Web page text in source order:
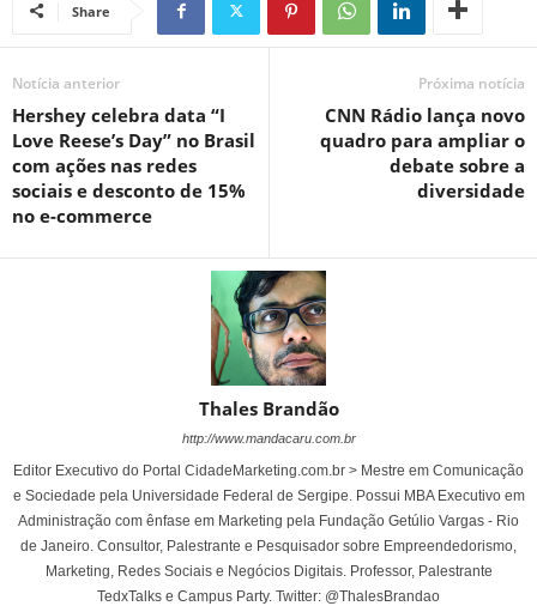
Share
Notícia anterior
Hershey celebra data “I
Love Reese’s Day” no Brasil
com ações nas redes
sociais e desconto de 15%
no e-commerce
Próxima notícia
CNN Rádio lança novo
quadro para ampliar o
debate sobre a
diversidade
Thales Brandão
http://www.mandacaru.com.br
Editor Executivo do Portal CidadeMarketing.com.br > Mestre em Comunicação
e Sociedade pela Universidade Federal de Sergipe. Possui MBA Executivo em
Administração com ênfase em Marketing pela Fundação Getúlio Vargas - Rio
de Janeiro. Consultor, Palestrante e Pesquisador sobre Empreendedorismo,
Marketing, Redes Sociais e Negócios Digitais. Professor, Palestrante
TedxTalks e Campus Party. Twitter: @ThalesBrandao